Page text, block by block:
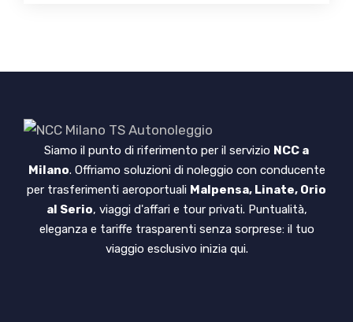
Siamo il punto di riferimento per il servizio NCC a
Milano. Offriamo soluzioni di noleggio con conducente
per trasferimenti aeroportuali Malpensa, Linate, Orio
al Serio, viaggi d'affari e tour privati. Puntualità,
eleganza e tariffe trasparenti senza sorprese: il tuo
viaggio esclusivo inizia qui.